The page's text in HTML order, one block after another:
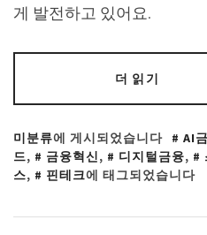
게 발전하고 있어요.
더 읽기
미분류에 게시되었습니다 AI
드, 금융혁신, 디지털금융,
스, 핀테크에 태그되었습니다